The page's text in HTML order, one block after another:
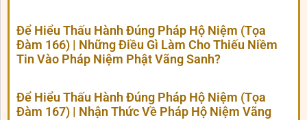
Để Hiểu Thấu Hành Đúng Pháp Hộ Niệm (Tọa
Đàm 166) | Những Điều Gì Làm Cho Thiếu Niềm
Tin Vào Pháp Niệm Phật Vãng Sanh?
Để Hiểu Thấu Hành Đúng Pháp Hộ Niệm (Tọa
Đàm 167) | Nhận Thức Về Pháp Hộ Niệm Vãng